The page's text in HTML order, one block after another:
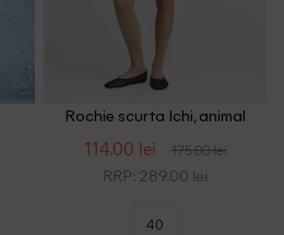
Rochie scurta Ichi, animal
114.00 lei 175.00 lei
RRP: 289.00 lei
40